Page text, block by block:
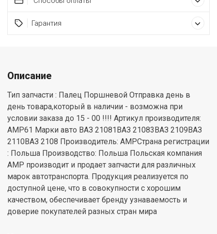
Гарантия
Описание
Тип запчасти : Палец Поршневой Отправка день в
день товара,который в наличии - возможна при
условии заказа до 15 - 00 !!!! Артикул производителя:
АМP61 Марки авто ВАЗ 21081ВАЗ 21083ВАЗ 2109ВАЗ
2110ВАЗ 2108 Производитель: AMPСтрана регистрации
: Польша Производство: Польша Польская компания
AMP производит и продает запчасти для различных
марок автотранспорта. Продукция реализуется по
доступной цене, что в совокупности с хорошим
качеством, обеспечивает бренду узнаваемость и
доверие покупателей разных стран мира